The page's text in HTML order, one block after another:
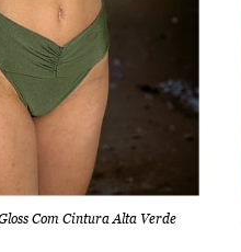
Com Cintura Alta Verde